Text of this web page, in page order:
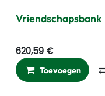
Vriendschapsbank
620,59 €
Toevoegen